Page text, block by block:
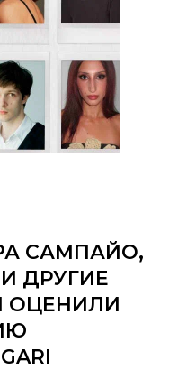
САМПАЙО,
ДРУГИЕ
ОЦЕНИЛИ